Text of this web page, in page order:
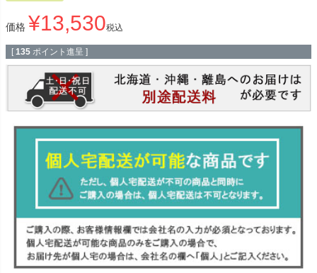
価格 ¥13,530税込
[ 135 ポイント進呈 ]